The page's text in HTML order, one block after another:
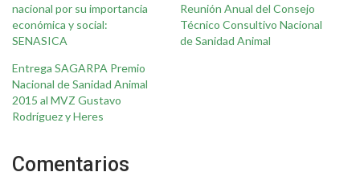
nacional por su importancia
económica y social:
SENASICA
Reunión Anual del Consejo
Técnico Consultivo Nacional
de Sanidad Animal
Entrega SAGARPA Premio
Nacional de Sanidad Animal
2015 al MVZ Gustavo
Rodríguez y Heres
Comentarios